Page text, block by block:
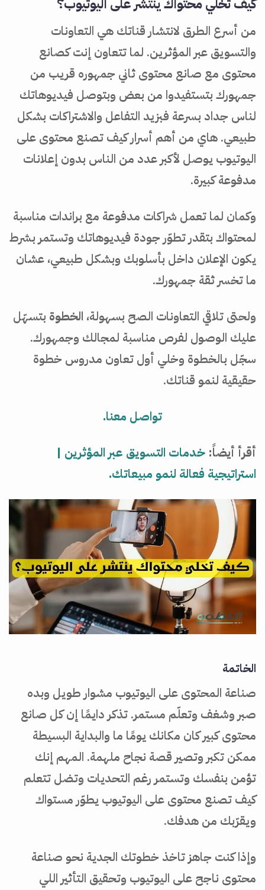
من أسرع الطرق لانتشار قناتك هي التعاونات
والتسويق عبر المؤثرين. لما تتعاون إنت كصانع
محتوى مع صانع محتوى ثاني جمهوره قريب من
جمهورك بتستفيدوا من بعض وبتوصل فيديوهاتك
لناس جداد بسرعة فبزيد التفاعل والاشتراكات بشكل
طبيعي. هاي من أهم أسرار كيف تصنع محتوى على
اليوتيوب يوصل لأكبر عدد من الناس بدون إعلانات
مدفوعة كبيرة.
وكمان لما تعمل شراكات مدفوعة مع براندات مناسبة
لمحتواك بتقدر تطوّر جودة فيديوهاتك وتستمر بشرط
يكون الإعلان داخل بأسلوبك وبشكل طبيعي، عشان
ما تخسر ثقة جمهورك.
ولحتى تلاقي التعاونات الصح بسهولة، الخطوة بتسهّل
عليك الوصول لفرص مناسبة لمجالك وجمهورك.
سجّل بالخطوة وخلي أول تعاون مدروس خطوة
حقيقية لنمو قناتك.
تواصل معنا.
أقرأ أيضاً: خدمات التسويق عبر المؤثرين |
استراتيجية فعالة لنمو مبيعاتك.
الخاتمة
صناعة المحتوى على اليوتيوب مشوار طويل وبده
صبر وشغف وتعلّم مستمر. تذكر دايمًا إن كل صانع
محتوى كبير كان مكانك يومًا ما والبداية البسيطة
ممكن تكبر وتصير قصة نجاح ملهمة. المهم إنك
تؤمن بنفسك وتستمر رغم التحديات وتضل تتعلم
كيف تصنع محتوى على اليوتيوب يطوّر مستواك
ويقرّبك من هدفك.
وإذا كنت جاهز تاخذ خطوتك الجدية نحو صناعة
محتوى ناجح على اليوتيوب وتحقيق التأثير اللي